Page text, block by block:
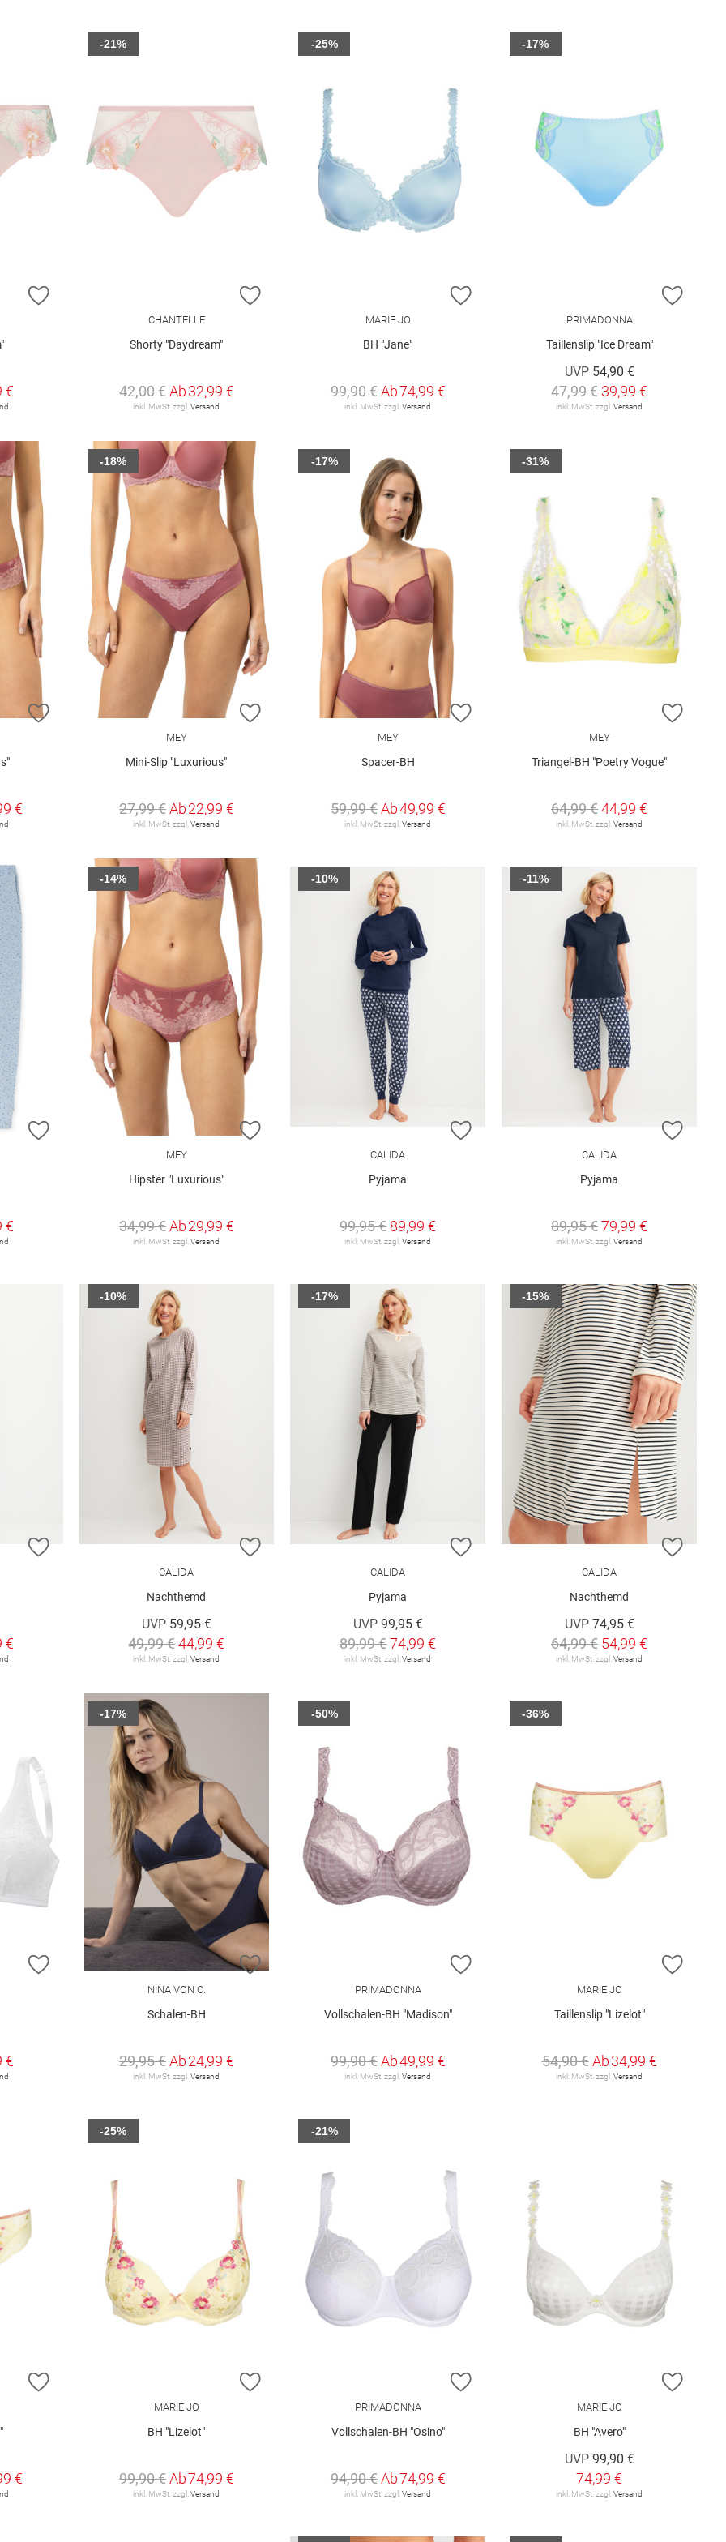
ZUR WUNSCHLISTE HINZUFÜGEN
€
ZUR WUNSCHLISTE HINZUFÜGEN
CHANTELLE
Shorty "Daydream"
42,00 €Ab32,99 €
inkl. MwSt. zzgl.Versand
-21%
MARIE JO
BH "Jane"
99,90 € Ab74,99 €
inkl. MwSt. zzgl.Versand
-25%
ZUR
PRIMADONNA
Taillenslip "Ice Dream"
UVP 54,90 €
47,99 € 39,99 €
inkl. MwSt. zzgl.Versand
-17%
ZUR WUNSCHLISTE HINZUFÜGEN
€
ZUR WUNSCHLISTE HINZUFÜGEN
MEY
Mini-Slip "Luxurious"
27,99 €Ab22,99 €
inkl. MwSt. zzgl.Versand
-18%
MEY
Spacer-BH
59,99 € Ab49,99 €
inkl. MwSt. zzgl.Versand
-17%
ZUR
MEY
Triangel-BH "Poetry Vogue"
64,99 €44,99 €
inkl. MwSt. zzgl.Versand
-31%
ZUR WUNSCHLISTE HINZUFÜGEN
€
ZUR WUNSCHLISTE HINZUFÜGEN
MEY
Hipster "Luxurious"
34,99 €Ab29,99 €
inkl. MwSt. zzgl.Versand
-14%
ZUR WUNSCHLISTE HINZUFÜGEN
CALIDA
Pyjama
99,95 € 89,99 €
inkl. MwSt. zzgl.Versand
-10%
ZUR
CALIDA
Pyjama
89,95 €79,99 €
inkl. MwSt. zzgl.Versand
-11%
ZUR WUNSCHLISTE HINZUFÜGEN
€
ZUR WUNSCHLISTE HINZUFÜGEN
CALIDA
Nachthemd
UVP 59,95 €
49,99 €44,99 €
inkl. MwSt. zzgl.Versand
-10%
ZUR WUNSCHLISTE HINZUFÜGEN
CALIDA
Pyjama
UVP 99,95 €
89,99 €74,99 €
inkl. MwSt. zzgl.Versand
-17%
ZUR
CALIDA
Nachthemd
UVP 74,95 €
64,99 € 54,99 €
inkl. MwSt. zzgl.Versand
-15%
ZUR WUNSCHLISTE HINZUFÜGEN
€
ZUR WUNSCHLISTE HINZUFÜGEN
NINA VON C.
Schalen-BH
29,95 €Ab24,99 €
inkl. MwSt. zzgl.Versand
-17%
PRIMADONNA
Vollschalen-BH "Madison"
99,90 € Ab49,99 €
inkl. MwSt. zzgl.Versand
-50%
ZUR
MARIE JO
Taillenslip "Lizelot"
54,90 € Ab34,99 €
inkl. MwSt. zzgl.Versand
-36%
ZUR WUNSCHLISTE HINZUFÜGEN
€
ZUR WUNSCHLISTE HINZUFÜGEN
MARIE JO
BH "Lizelot"
99,90 €Ab74,99 €
inkl. MwSt. zzgl.Versand
-25%
PRIMADONNA
Vollschalen-BH "Osino"
94,90 € Ab74,99 €
inkl. MwSt. zzgl.Versand
-21%
ZUR
MARIE JO
BH "Avero"
UVP 99,90 €
74,99 €
inkl. MwSt. zzgl.Versand